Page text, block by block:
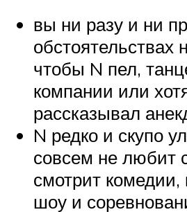
вы ни разу и ни
обстоятельствах
чтобы N пел,
компании или
рассказывал
N редко и скупо
совсем не любит
смотрит
шоу и